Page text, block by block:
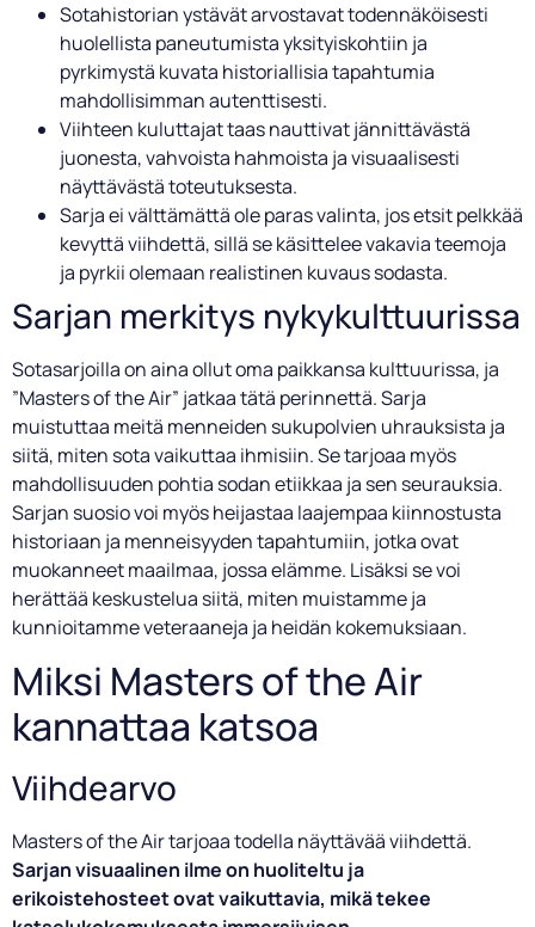
Sotahistorian ystävät arvostavat todennäköisesti
huolellista paneutumista yksityiskohtiin ja
pyrkimystä kuvata historiallisia tapahtumia
mahdollisimman autenttisesti.
Viihteen kuluttajat taas nauttivat jännittävästä
juonesta, vahvoista hahmoista ja visuaalisesti
näyttävästä toteutuksesta.
Sarja ei välttämättä ole paras valinta, jos etsit pelkkää
kevyttä viihdettä, sillä se käsittelee vakavia teemoja
ja pyrkii olemaan realistinen kuvaus sodasta.
Sarjan merkitys nykykulttuurissa
Sotasarjoilla on aina ollut oma paikkansa kulttuurissa, ja
”Masters of the Air” jatkaa tätä perinnettä. Sarja
muistuttaa meitä menneiden sukupolvien uhrauksista ja
siitä, miten sota vaikuttaa ihmisiin. Se tarjoaa myös
mahdollisuuden pohtia sodan etiikkaa ja sen seurauksia.
Sarjan suosio voi myös heijastaa laajempaa kiinnostusta
historiaan ja menneisyyden tapahtumiin, jotka ovat
muokanneet maailmaa, jossa elämme. Lisäksi se voi
herättää keskustelua siitä, miten muistamme ja
kunnioitamme veteraaneja ja heidän kokemuksiaan.
Miksi Masters of the Air
kannattaa katsoa
Viihdearvo
Masters of the Air tarjoaa todella näyttävää viihdettä.
Sarjan visuaalinen ilme on huoliteltu ja
erikoistehosteet ovat vaikuttavia, mikä tekee